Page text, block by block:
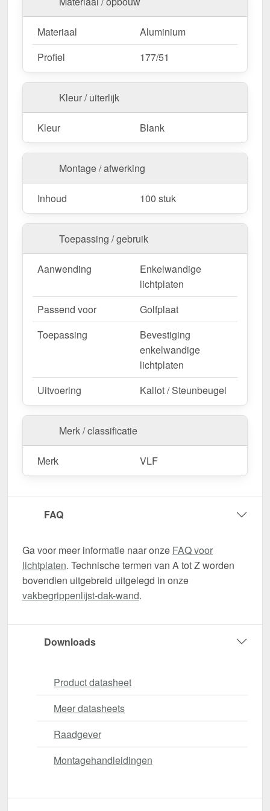
Materiaal
Aluminium
Profiel
177/51
Kleur / uiterlijk
Kleur Blank
Montage / afwerking
Inhoud 100 stuk
Toepassing / gebruik
Aanwending
Enkelwandige
lichtplaten
Passend voor
Golfplaat
Toepassing
Bevestiging
enkelwandige
lichtplaten
Uitvoering
Kallot / Steunbeugel
Merk / classificatie
Merk VLF
FAQ
Ga voor meer informatie naar onze FAQ voor
lichtplaten. Technische termen van A tot Z worden
bovendien uitgebreid uitgelegd in onze
vakbegrippenlijst-dak-wand.
Downloads
Product datasheet
Meer datasheets
Raadgever
Montagehandleidingen